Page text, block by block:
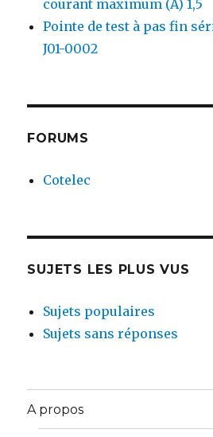
courant maximum (A) 1,5
Pointe de test à pas fin
J01-0002
FORUMS
Cotelec
SUJETS LES PLUS VUS
Sujets populaires
Sujets sans réponses
A propos